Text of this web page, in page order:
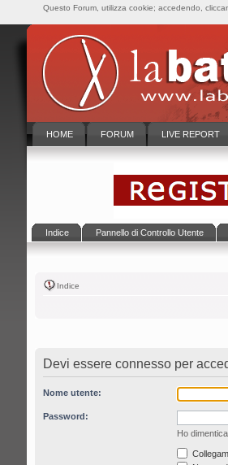
HOME FORUM LIVE REPORT
Indice Pannello di Controllo Utente
Indice
Devi essere connesso per
Nome utente:
Password:
Ho
Questo Forum, utilizza cookie; accedendo,